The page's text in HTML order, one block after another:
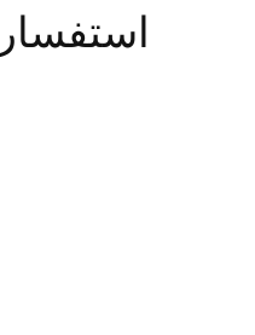
استفسار 7